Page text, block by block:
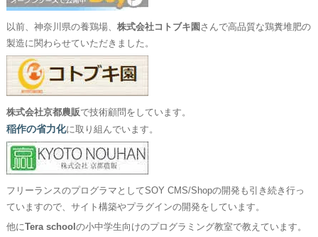
以前、神奈川県の養鶏場、 株式会社コトブキ園 さんで高品質な鶏糞堆肥の
製造に関わらせていただきました。
株式会社京都農販で技術顧問をしています。
稲作の省力化に取り組んでいます。
フリーランスのプログラマとしてSOY CMS/Shopの開発も引き続き行っ
ていますので、サイト構築やプラグインの開発をしています。
他にTera school の小中学生向けのプログラミング教室で教えています。